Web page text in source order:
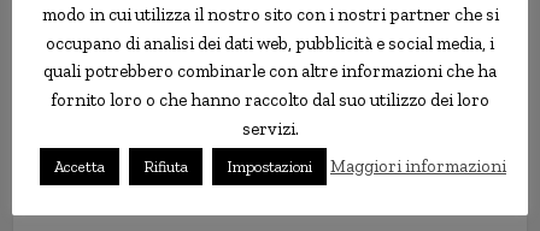
avocado, papaia, frutto del drago, frutta a stella, mele e pere.
Va detto però che al momento Stixfresh non è ancora disponibile
su tutti i mercati, e sta lanciando una campagna di
interessanti promesse fatte finora.
modo in cui utilizza il nostro sito con i nostri partner che si
occupano di analisi dei dati web, pubblicità e social media, i
quali potrebbero combinarle con altre informazioni che ha
fornito loro o che hanno raccolto dal suo utilizzo dei loro
servizi.
Accetta Rifiuta Impostazioni Maggiori informazioni